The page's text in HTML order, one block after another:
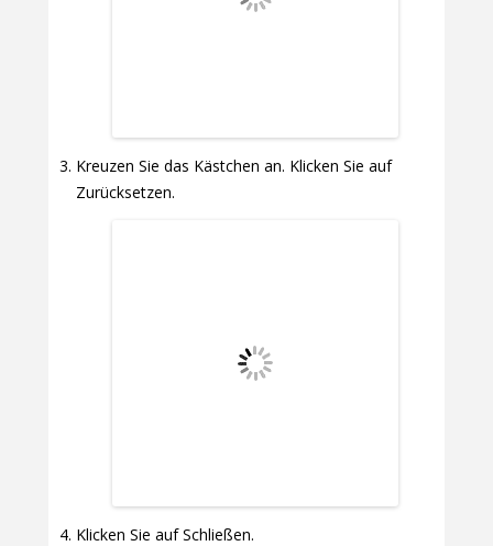
Kreuzen Sie das Kästchen an. Klicken Sie auf
Zurücksetzen.
Klicken Sie auf Schließen.